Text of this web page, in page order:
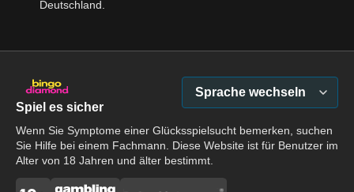
Deutschland.
Spiel es sicher
Wenn Sie Symptome einer Glücksspielsucht bemerken, suchen
Sie Hilfe bei einem Fachmann. Diese Website ist für Benutzer im
Alter von 18 Jahren und älter bestimmt.
Sprache wechseln